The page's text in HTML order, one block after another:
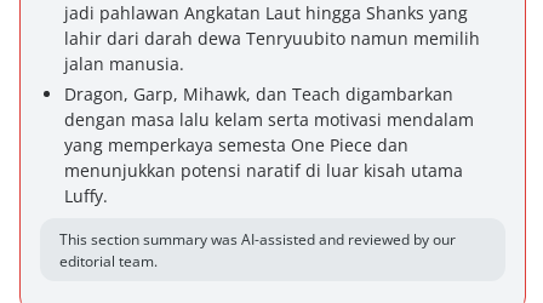
jadi pahlawan Angkatan Laut hingga Shanks yang
lahir dari darah dewa Tenryuubito namun memilih
jalan manusia.
Dragon, Garp, Mihawk, dan Teach digambarkan
dengan masa lalu kelam serta motivasi mendalam
yang memperkaya semesta One Piece dan
menunjukkan potensi naratif di luar kisah utama
Luffy.
This section summary was AI-assisted and reviewed by our
editorial team.